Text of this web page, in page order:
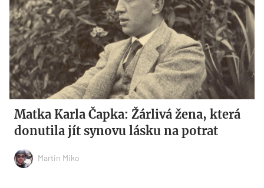
Matka Karla Čapka: Žárlivá žena, která
donutila jít synovu lásku na potrat
Martin Miko